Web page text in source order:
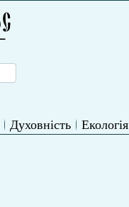
Духовність Екологія